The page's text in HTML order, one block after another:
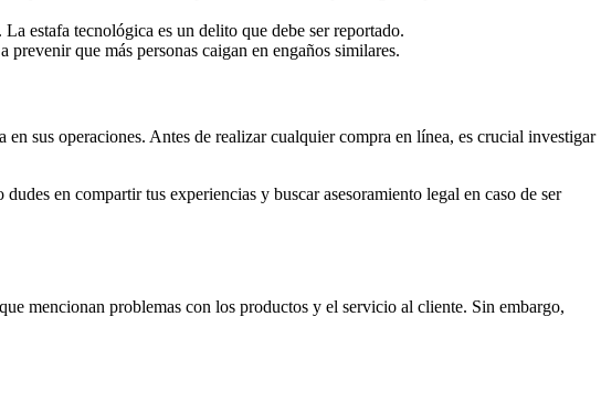
estafa tecnológica es un delito que debe ser reportado.
que más personas caigan en engaños similares.
sus operaciones. Antes de realizar cualquier compra en línea, es crucial investigar
en compartir tus experiencias y buscar asesoramiento legal en caso de ser
mencionan problemas con los productos y el servicio al cliente. Sin embargo,